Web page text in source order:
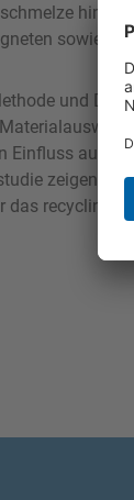
hin zu
sowie
und
Einfluss auf
zeigen